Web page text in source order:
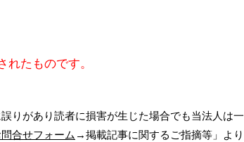
たものです。
りがあり読者に損害が生じた場合でも当法人は一
合せフォーム →掲載記事に関するご指摘等」より